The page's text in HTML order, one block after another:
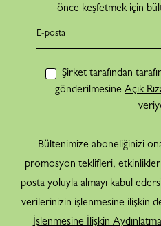
önce keşfetmek için
Şirket tarafından
gönderilmesine Açık
Bültenimize aboneliğinizi
promosyon teklifleri,
posta yoluyla almayı kabul
verilerinizin işlenmesine ilişkin
İşlenmesine İlişkin